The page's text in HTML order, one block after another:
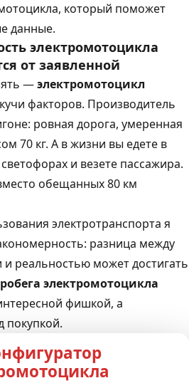
который поможет
данные.
электромотоцикла
от заявленной
—электромотоцикл
факторов. Производитель
ровная дорога, умеренная
70 кг. А в жизни вы едете в
и везете пассажира.
обещанных 80 км
электротранспорта я
разница между
реальностью может достигать
электромотоцикла
фишкой, а
покупкой.